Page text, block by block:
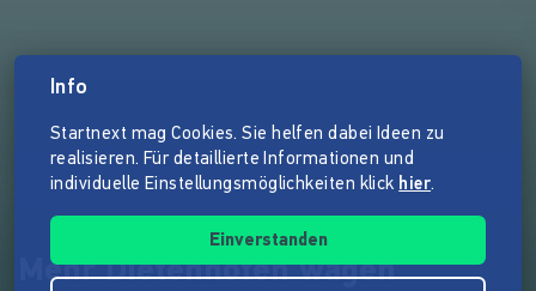
Mehr Dietenhofen wagen
Info
Startnext mag Cookies. Sie helfen dabei Ideen zu
realisieren. Für detaillierte Informationen und
individuelle Einstellungsmöglichkeiten klick hier.
Einverstanden